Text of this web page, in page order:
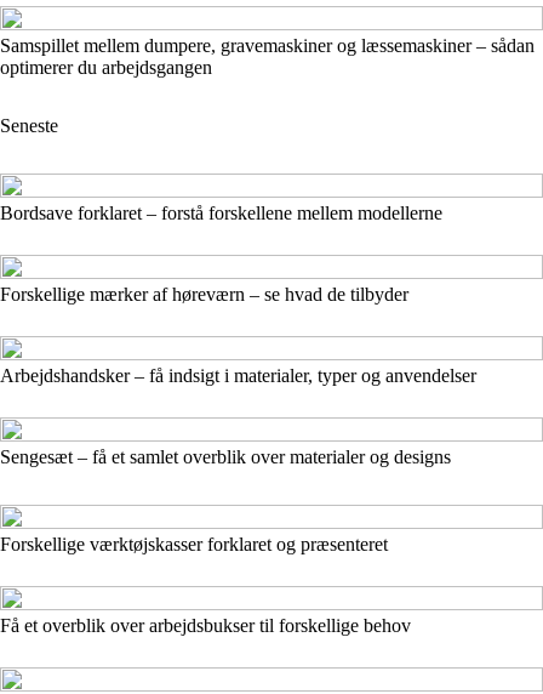
Samspillet mellem dumpere, gravemaskiner og læssemaskiner – sådan
optimerer du arbejdsgangen
Seneste
Bordsave forklaret – forstå forskellene mellem modellerne
Forskellige mærker af høreværn – se hvad de tilbyder
Arbejdshandsker – få indsigt i materialer, typer og anvendelser
Sengesæt – få et samlet overblik over materialer og designs
Forskellige værktøjskasser forklaret og præsenteret
Få et overblik over arbejdsbukser til forskellige behov